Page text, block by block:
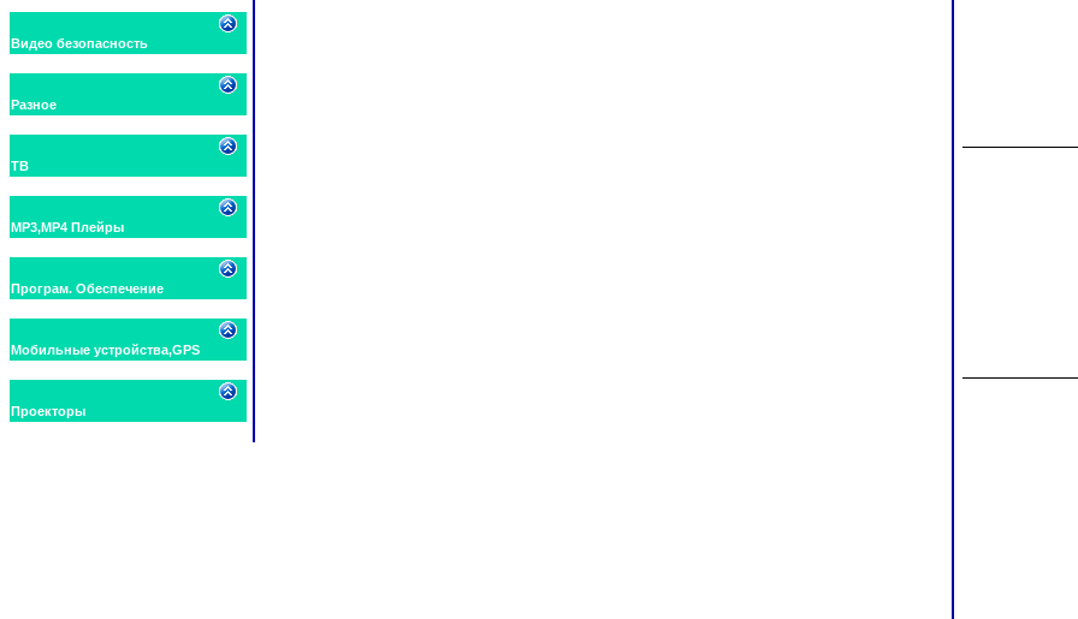
Видео безопасность
Разное
ТВ
MP3,MP4 Плейры
Програм. Обеспечение
Мобильные устройства,GPS
Проекторы